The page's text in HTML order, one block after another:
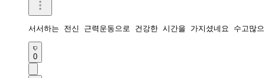
서서하는 전신 근력운동으로 건강한 시간을 가지셨네요 수고많
0